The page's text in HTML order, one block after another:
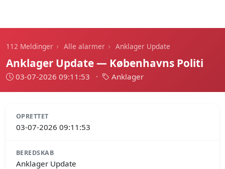
112 Meldinger › Alle alarmer › Anklager Update
Anklager Update — Københavns Politi
03-07-2026 09:11:53 · Anklager
OPRETTET
03-07-2026 09:11:53
BEREDSKAB
Anklager Update